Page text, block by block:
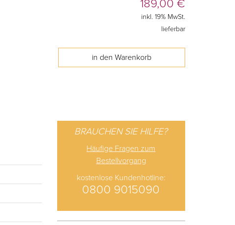
189,00 €
inkl. 19% MwSt.
lieferbar
BRAUCHEN SIE HILFE?
Häufige Fragen zum
Bestellvorgang
kostenlose Kundenhotline:
0800 9015090